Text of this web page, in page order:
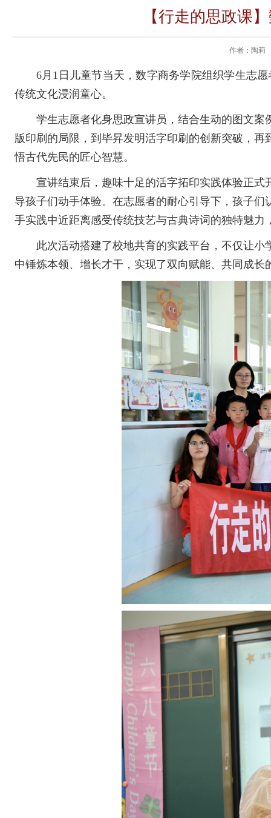
【行走的思政课
作者：陶莉
6月1日儿童节当天，数字商务学院组织学生志
传统文化浸润童心。
学生志愿者化身思政宣讲员，结合生动的图文
版印刷的局限，到毕昇发明活字印刷的创新突破，
悟古代先民的匠心智慧。
宣讲结束后，趣味十足的活字拓印实践体验正
导孩子们动手体验。在志愿者的耐心引导下，孩子
手实践中近距离感受传统技艺与古典诗词的独特魅
此次活动搭建了校地共育的实践平台，不仅让
中锤炼本领、增长才干，实现了双向赋能、共同成